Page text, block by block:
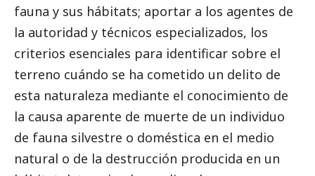
fauna y sus hábitats; aportar a los agentes de
la autoridad y técnicos especializados, los
criterios esenciales para identificar sobre el
terreno cuándo se ha cometido un delito de
esta naturaleza mediante el conocimiento de
la causa aparente de muerte de un individuo
de fauna silvestre o doméstica en el medio
natural o de la destrucción producida en un